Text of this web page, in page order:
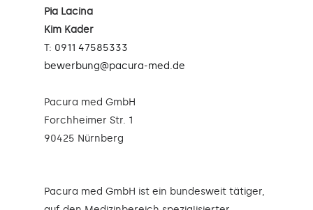
Pia Lacina
Kim Kader
T: 0911 47585333
bewerbung@pacura-med.de
Pacura med GmbH
Forchheimer Str. 1
90425 Nürnberg
Pacura med GmbH ist ein bundesweit tätiger,